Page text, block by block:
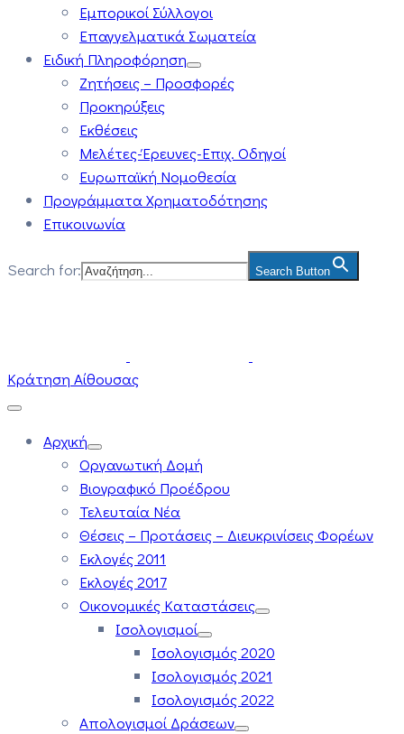
Εμπορικοί Σύλλογοι
Επαγγελματικά Σωματεία
Ειδική Πληροφόρηση
Ζητήσεις – Προσφορές
Προκηρύξεις
Εκθέσεις
Μελέτες-Έρευνες-Επιχ. Οδηγοί
Ευρωπαϊκή Νομοθεσία
Προγράμματα Χρηματοδότησης
Επικοινωνία
Search for: Search Button
Κράτηση Αίθουσας
Αρχική
Οργανωτική Δομή
Βιογραφικό Προέδρου
Τελευταία Νέα
Θέσεις – Προτάσεις – Διευκρινίσεις Φορέων
Εκλογές 2011
Εκλογές 2017
Οικονομικές Καταστάσεις
Ισολογισμοί
Ισολογισμός 2020
Ισολογισμός 2021
Ισολογισμός 2022
Απολογισμοί Δράσεων